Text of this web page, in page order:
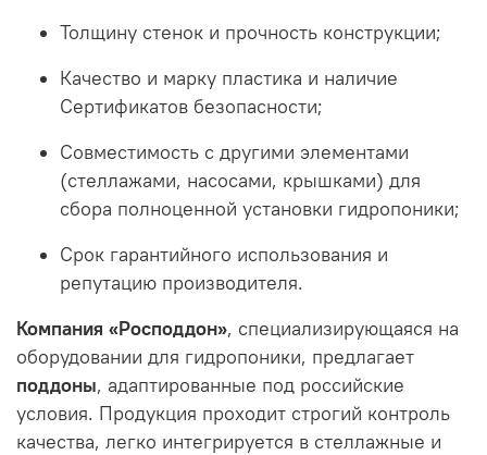
Толщину стенок и прочность конструкции;
Качество и марку пластика и наличие
Сертификатов безопасности;
Совместимость с другими элементами
(стеллажами, насосами, крышками) для
сбора полноценной установки гидропоники;
Срок гарантийного использования и
репутацию производителя.
Компания «Росподдон», специализирующаяся на
оборудовании для гидропоники, предлагает
поддоны, адаптированные под российские
условия. Продукция проходит строгий контроль
качества, легко интегрируется в стеллажные и